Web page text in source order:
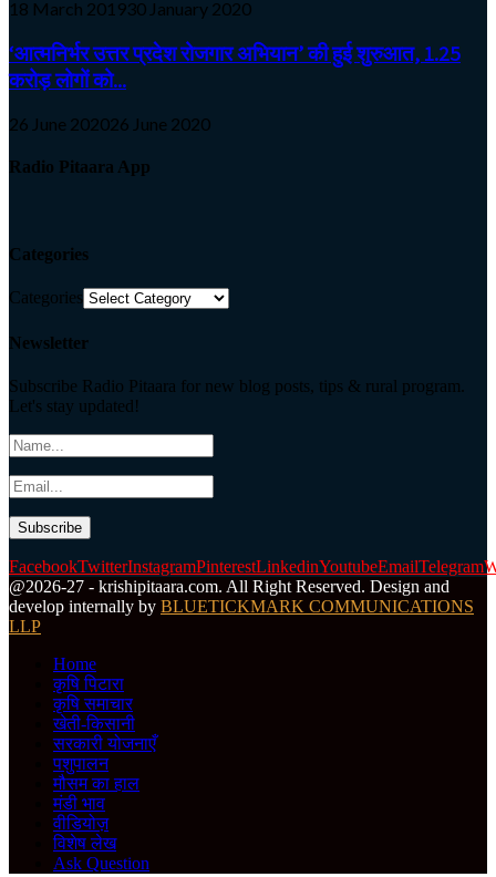
18 March 201930 January 2020
‘आत्मनिर्भर उत्तर प्रदेश रोजगार अभियान’ की हुई शुरुआत, 1.25
करोड़ लोगों को...
26 June 202026 June 2020
Radio Pitaara App
Categories
Categories
Newsletter
Subscribe Radio Pitaara for new blog posts, tips & rural program.
Let's stay updated!
FacebookTwitterInstagramPinterestLinkedinYoutubeEmailTelegram
@2026-27 - krishipitaara.com. All Right Reserved. Design and
develop internally by BLUETICKMARK COMMUNICATIONS
LLP
Home
कृषि पिटारा
कृषि समाचार
खेती-किसानी
सरकारी योजनाएँ
पशुपालन
मौसम का हाल
मंडी भाव
वीडियोज़
विशेष लेख
Ask Question